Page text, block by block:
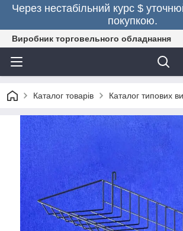
Через нестабільний курс $
покупкою.
Виробник торговельного обладнання
Каталог товарів Каталог типових